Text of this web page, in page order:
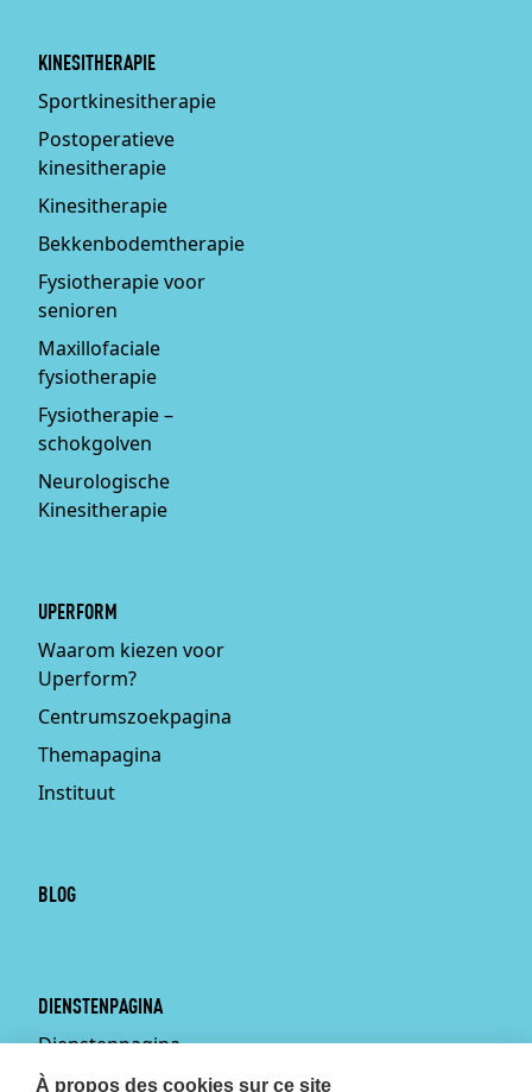
À propos des cookies sur ce site
KINESITHERAPIE
Sportkinesitherapie
Postoperatieve
kinesitherapie
Kinesitherapie
Bekkenbodemtherapie
Fysiotherapie voor
senioren
Maxillofaciale
fysiotherapie
Fysiotherapie –
schokgolven
Neurologische
Kinesitherapie
UPERFORM
Waarom kiezen voor
Uperform?
Centrumszoekpagina
Themapagina
Instituut
BLOG
DIENSTENPAGINA
Dienstenpagina
Persoonlijke training aan